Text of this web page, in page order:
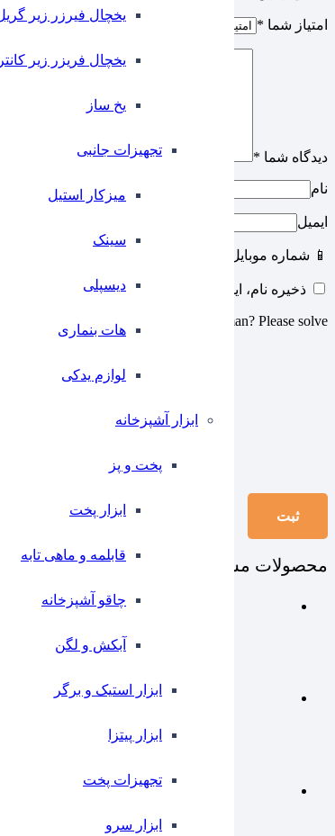
یخچال فیرزر زیر
یخچال فریزر زیر
⁠یخ ساز
تجهیزات جانبی
میزکار استیل
سینک
دیسپلی
هات بنماری
لوازم یدکی
ابزار آشپزخانه
پخت و پز
ابزار پخت
قابلمه و ماهی تابه
چاقو آشپزخانه
آبکش و لگن
ابزار استیک و برگر
ابزار پیتزا
تجهیزات پخت
ابزار سرو
امتیاز شما *
دیدگاه شما *
نام
ایمیل
📱 شماره موبایل
ذخیره نام، ایمیل و وبسایت من در مرورگر برای
Are you human? Please solve:
محصولات مشابه